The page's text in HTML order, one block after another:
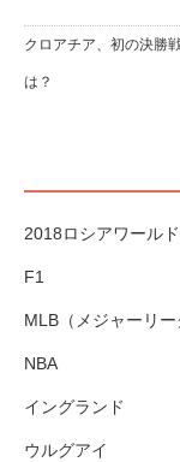
クロアチア、初の決勝
は？
2018ロシアワール
F1
MLB（メジャーリー
NBA
イングランド
ウルグアイ